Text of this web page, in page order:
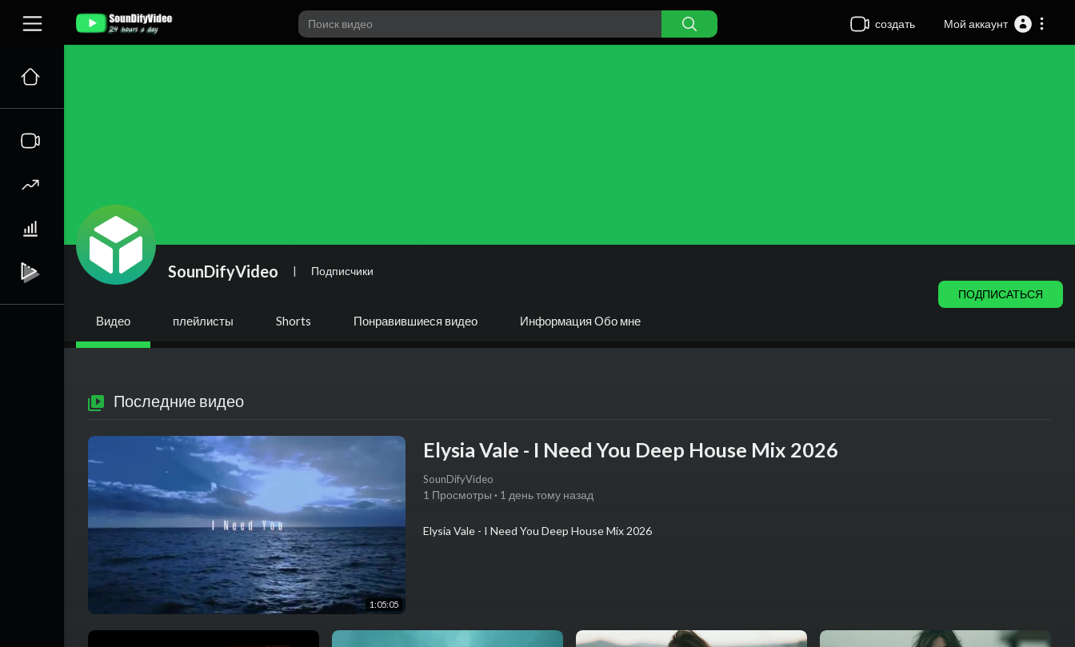
создать Мой аккаунт
SounDifyVideo | Подписчики
ПОДПИСАТЬСЯ
Видео плейлисты Shorts Понравившиеся видео Информация Обо мне
Последние видео
1:05:05
Elysia Vale - I Need You Deep House Mix 2026
SounDifyVideo
1 Просмотры · 1 день тому назад
⁣Elysia Vale - I Need You Deep House Mix 2026